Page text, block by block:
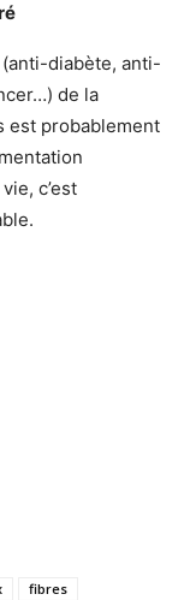
diabète, anti-
de la
est probablement
c’est
fibres